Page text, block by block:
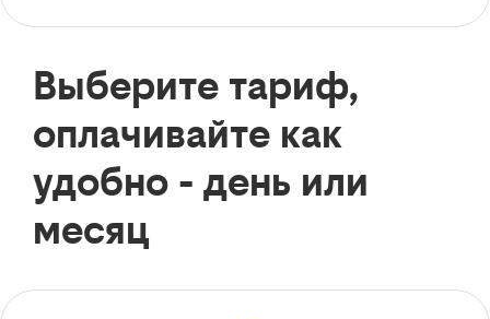
Выберите тариф,
оплачивайте как
удобно - день или
месяц